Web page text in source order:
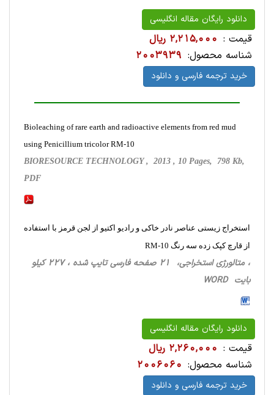
دانلود رایگان مقاله انگلیسی
قیمت : 2,215,000 ریال
شناسه محصول: 2003939
خرید ترجمه فارسی و دانلود
Bioleaching of rare earth and radioactive elements from red mud
using Penicillium tricolor RM-10
BIORESOURCE TECHNOLOGY , 2013 , 10 Pages, 798 Kb,
PDF
استخراج زیستی عناصر نادر خاکی و رادیو اکتیو از لجن قرمز با استفاده
از قارچ کپک زده سه رنگ RM-10
، متالورژی استخراجی‌، 21 صفحه فارسی تایپ شده ، 227 کیلو
بایت WORD
دانلود رایگان مقاله انگلیسی
قیمت : 2,260,000 ریال
شناسه محصول: 2006060
خرید ترجمه فارسی و دانلود